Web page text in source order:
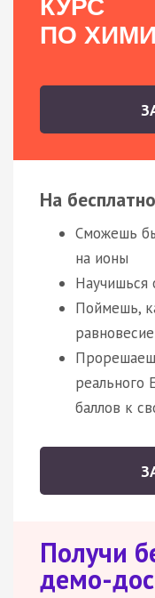
КУРС
ПО
На
Сможешь
на ионы
Научишься
Поймешь,
реального
баллов к
Получи
демо-